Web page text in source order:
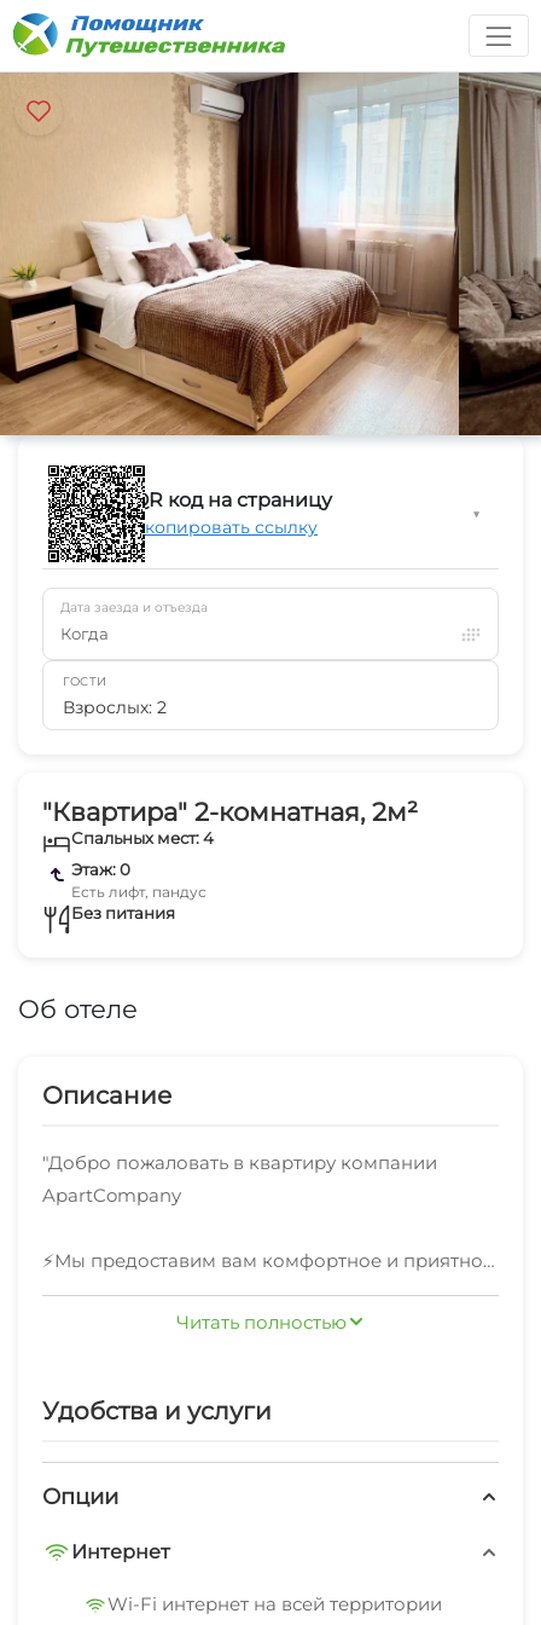
"Квартира" 2-комнатная, 2м²
Спальных мест: 4
Этаж: 0
Есть лифт, пандус
Без питания
Об отеле
Описание
"Добро пожаловать в квартиру компании
ApartCompany
⚡️Мы предоставим вам комфортное и приятное
проживание
⚡️Мы позаботились о вашем отдыхе, и
-бесконтактное заселение -> вам не придется
заселяетесь в любое время.
столовые приборы, тарелки и даже дуршлаг
заскучать!
Читать полностью
Удобства и услуги
Опции
Интернет
Wi-Fi интернет на всей территории
QR код на страницу
Скопировать ссылку
▼
Дата заезда и отъезда
Когда
ГОСТИ
Взрослых: 2